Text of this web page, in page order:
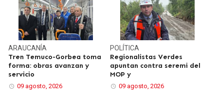
ARAUCANÍA
Tren Temuco-Gorbea toma
forma: obras avanzan y
servicio
09 agosto, 2026
POLÍTICA
Regionalistas Verdes
apuntan contra seremi del
MOP y
09 agosto, 2026